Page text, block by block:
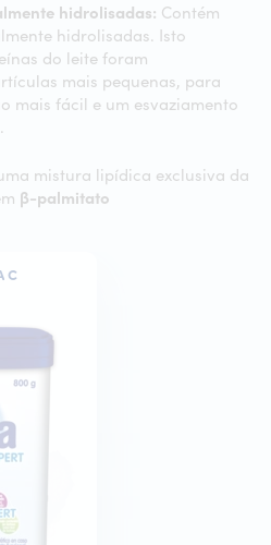
hidrolisadas: Contém
hidrolisadas. Isto
do leite foram
mais pequenas, para
mais fácil e um esvaziamento
mistura lipídica exclusiva da
β-palmitato